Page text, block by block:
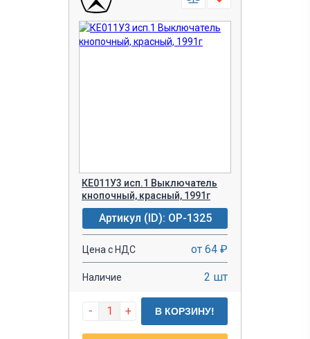
КЕ011У3 исп.1 Выключатель
кнопочный, красный, 1991г
Артикул (ID): OP-1325
Цена с НДС от 64 ₽
Наличие 2 шт
- + В КОРЗИНУ!